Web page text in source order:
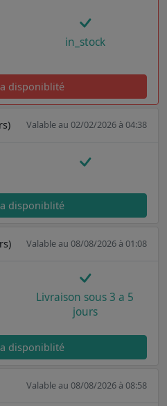
in_stock
disponiblité
Valable au 02/02/2026 à 04:38
disponiblité
Valable au 08/08/2026 à 01:08
Livraison sous 3 a 5
jours
disponiblité
Valable au 08/08/2026 à 08:58